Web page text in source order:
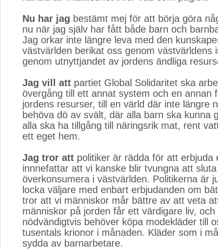
Nu har jag bestämt mej för att börja göra
nu när jag själv har fått både barn och
Jag orkar inte längre leva med den
västvärlden berikat oss genom västvärldens
genom utnyttjandet av jordens ändliga
Jag vill att partiet Global Solidaritet ska
övergång till ett annat system och en annan
jordens resurser, till en värld där inte längre
behöva dö av svält, där alla barn ska kunna
alla ska ha tillgång till näringsrik mat, rent
ett eget hem.
Jag tror att politiker är rädda för att erbjuda
innnefattar att vi kanske blir tvungna att sluta
överkonsumera i västvärlden. Politikerna är
locka väljare med enbart erbjudanden om
tror att vi människor mår bättre av att veta
människor på jorden får ett värdigare liv,
nödvändigtvis behöver köpa modekläder till
tusentals krionor i månaden. Kläder som i
sydda av barnarbetare.